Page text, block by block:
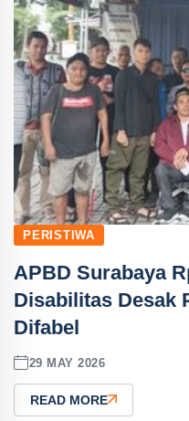
PERISTIWA
APBD Surabaya
Disabilitas Desak
Difabel
29 MAY 2026
READ MORE